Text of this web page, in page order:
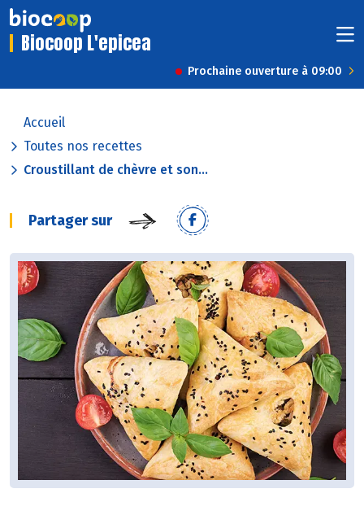
Biocoop L'epicea
Prochaine ouverture à 09:00
Accueil
Toutes nos recettes
Croustillant de chèvre et son...
Partager sur